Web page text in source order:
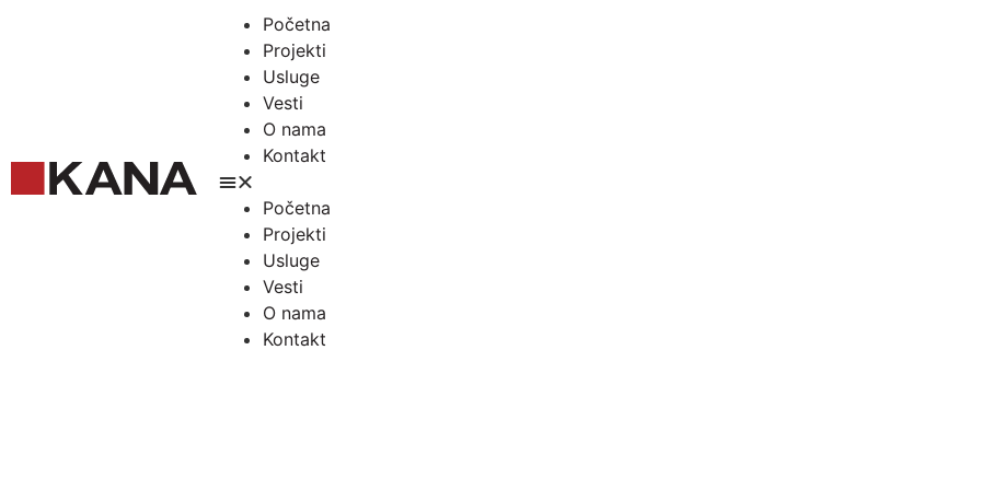
Početna
Projekti
Usluge
Vesti
O nama
Kontakt
Početna
Projekti
Usluge
Vesti
O nama
Kontakt